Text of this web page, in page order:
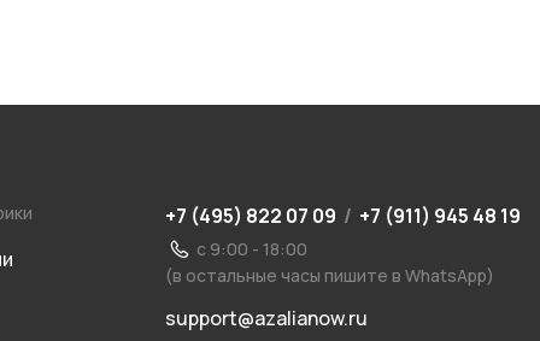
+7 (495) 822 07 09 / +7 (911) 945 48 19
с 9:00 - 18:00
(в остальные часы пишите в WhatsApp)
support@azalianow.ru